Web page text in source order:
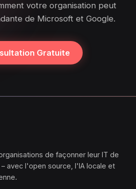
votre organisation peut
de Microsoft et Google.
Gratuite
de façonner leur IT de
avec l'open source, l'IA locale et